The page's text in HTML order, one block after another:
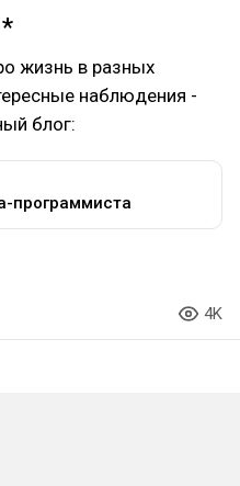
жизнь в разных
наблюдения -
блог:
программиста
4K